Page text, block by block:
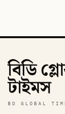
বিডি
টাইমস
BD GLOBAL